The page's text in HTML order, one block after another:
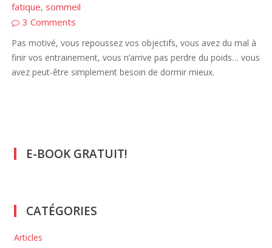
fatique,sommeil
3 Comments
Pas motivé, vous repoussez vos objectifs, vous avez du mal à
finir vos entrainement, vous n’arrive pas perdre du poids… vous
avez peut-être simplement besoin de dormir mieux.
E-BOOK GRATUIT!
CATÉGORIES
Articles